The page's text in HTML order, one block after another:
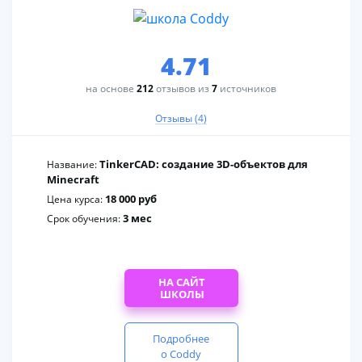
4.71
на основе 212отзывов из 7 источников
Отзывы (4)
Название:TinkerCAD: создание 3D-объектов для
Minecraft
Цена курса: 18 000 руб
Срок обучения:3 мес
НА САЙТ
ШКОЛЫ
Подробнее
о Coddy